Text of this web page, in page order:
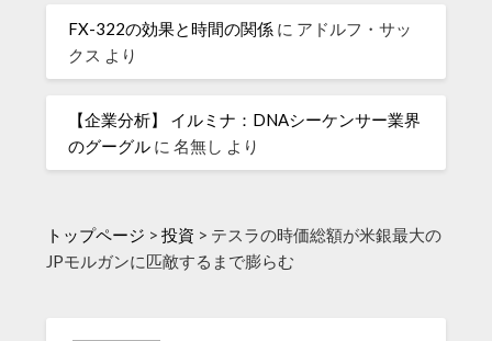
FX-322の効果と時間の関係 に アドルフ・サッ
クス より
【企業分析】 イルミナ：DNAシーケンサー業界
のグーグル に名無し より
トップページ >投資 > テスラの時価総額が米銀最大の
JPモルガンに匹敵するまで膨らむ